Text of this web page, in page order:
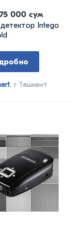
000 сум
Intego
, г Ташкент